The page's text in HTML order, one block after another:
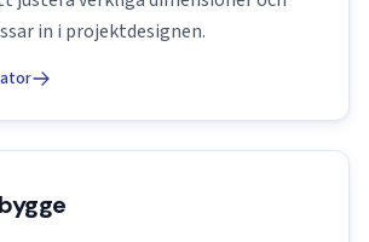
in i projektdesignen.